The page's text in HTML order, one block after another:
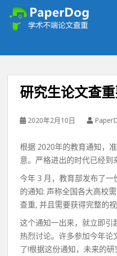
研究生论文查
2020年2月10日
根据 2020年的教育通知，
意。严格进出的时代已经到
今年 3 月，教育部发布了
的通知: 声称全国各大高校
查重, 并且需要获得完整的
这个通知一出来，就立即引
热烈讨论。许多参加今年论
了!根据这份通知，未来的